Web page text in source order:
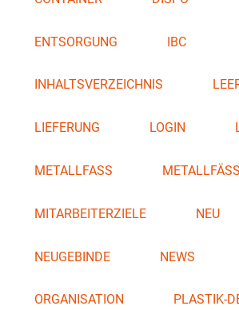
ENTSORGUNG IBC
INHALTSVERZEICHNIS
LIEFERUNG LOGIN
METALLFASS
MITARBEITERZIELE NEU
NEUGEBINDE NEWS
ORGANISATION PLASTIK-